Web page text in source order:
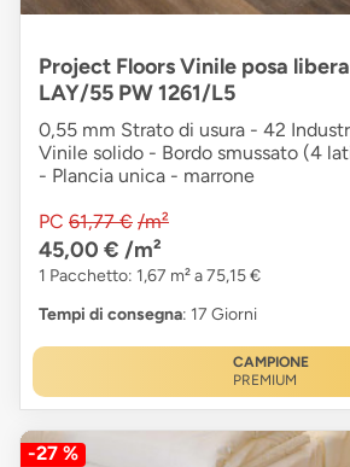
Project Floors Vinile posa
LAY/55 PW 1261/L5
0,55 mm Strato di usura - 42
Vinile solido - Bordo smussato (4
- Plancia unica - marrone
PC 61,77 € /m²
45,00 € /m²
1 Pacchetto: 1,67 m² a 75,15 €
Tempi di consegna: 17 Giorni
CAMPIONE
PREMIUM
-27 %